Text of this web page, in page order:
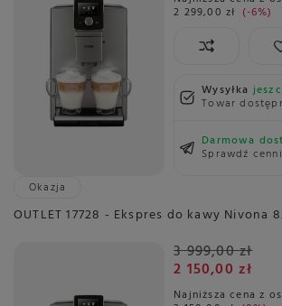
2 299,00 zł -6%
Wysyłka
Towar
Darmowa
Sprawdź
Okazja
OUTLET 17728 - Ekspres do kawy Nivona
3 999,00 zł
2 150,00 zł
Najniższa cena z